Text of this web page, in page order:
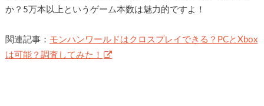
か？5万本以上というゲーム本数は魅力的ですよ！
関連記事： モンハンワールドはクロスプレイできる？PCとXbox
は可能？調査してみた！